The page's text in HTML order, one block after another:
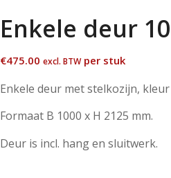
Enkele deur
€475.00 excl. BTWper stuk
Enkele deur met stelkozijn,
Formaat B 1000 x H 2125 mm.
Deur is incl. hang en sluitwerk.